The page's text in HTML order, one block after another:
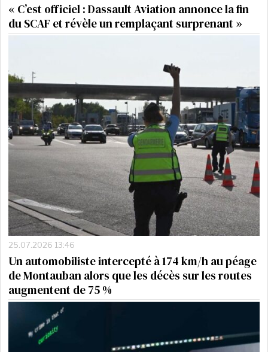
« C’est officiel : Dassault Aviation annonce la fin
du SCAF et révèle un remplaçant surprenant »
25.07.2026 13:46
Un automobiliste intercepté à 174 km/h au péage
de Montauban alors que les décès sur les routes
augmentent de 75 %